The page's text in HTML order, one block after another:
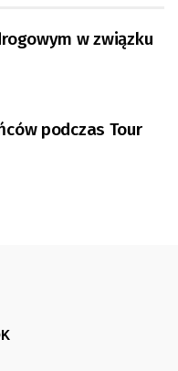
w związku
podczas Tour